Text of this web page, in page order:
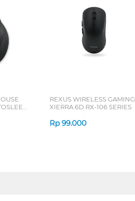
REXUS WIRELESS GAMING
XIERRA 6D RX-106 SERIES
Rp 99.000